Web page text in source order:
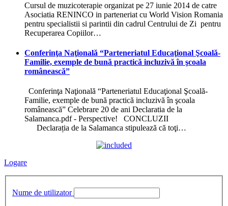
Cursul de muzicoterapie organizat pe 27 iunie 2014 de catre
Asociatia RENINCO in parteneriat cu World Vision Romania
pentru specialistii si parintii din cadrul Centrului de Zi pentru
Recuperarea Copiilor…
Conferinţa Naţională “Parteneriatul Educaţional Şcoală-
Familie, exemple de bună practică incluzivă în şcoala
românească”
Conferinţa Naţională “Parteneriatul Educaţional Şcoală-
Familie, exemple de bună practică incluzivă în şcoala
românească” Celebrare 20 de ani Declaratia de la
Salamanca.pdf - Perspective! CONCLUZII
Declarația de la Salamanca stipulează că toţi…
Logare
Nume de utilizator